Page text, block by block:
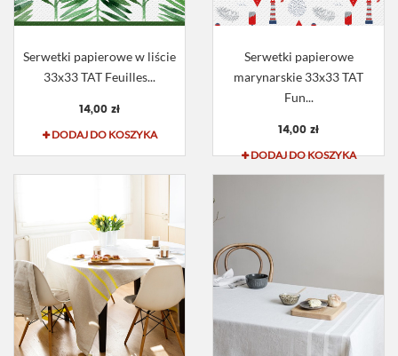
Serwetki papierowe w liście
33x33 TAT Feuilles...
14,00 zł
DODAJ DO KOSZYKA
Serwetki papierowe
marynarskie 33x33 TAT
Fun...
14,00 zł
DODAJ DO KOSZYKA